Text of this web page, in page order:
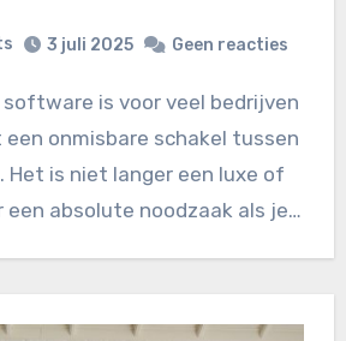
3 juli 2025 Geen reacties
onmisbare schakel tussen
Het is niet langer een luxe of
absolute noodzaak als je…